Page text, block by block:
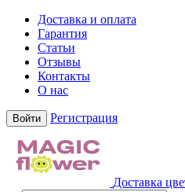
Доставка и оплата
Гарантия
Статьи
Отзывы
Контакты
О нас
Войти Регистрация
Доставка